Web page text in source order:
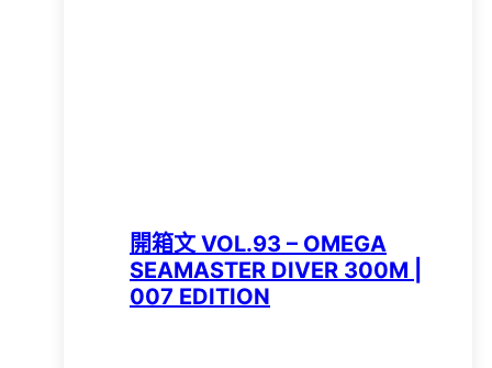
開箱文 VOL.93 – OMEGA
SEAMASTER DIVER 300M |
007 EDITION